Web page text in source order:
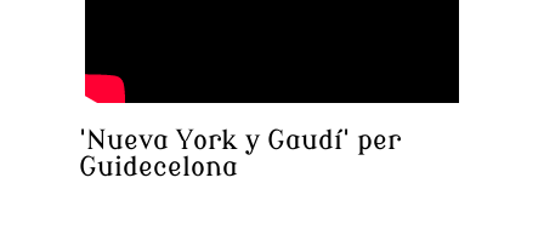
'Nueva York y Gaudí' per
Guidecelona